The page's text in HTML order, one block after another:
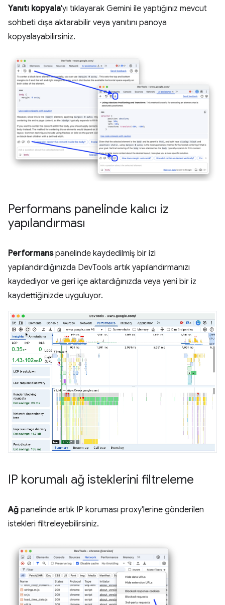
Yanıtı kopyala'yı tıklayarak Gemini ile yaptığınız mevcut
sohbeti dışa aktarabilir veya yanıtını panoya
kopyalayabilirsiniz.
Performans panelinde kalıcı iz
yapılandırması
Performanspanelinde kaydedilmiş bir izi
yapılandırdığınızda DevTools artık yapılandırmanızı
kaydediyor ve geri içe aktardığınızda veya yeni bir iz
kaydettiğinizde uyguluyor.
IP korumalı ağ isteklerini filtreleme
Ağ panelinde artık IP koruması proxy'lerine gönderilen
istekleri filtreleyebilirsiniz.